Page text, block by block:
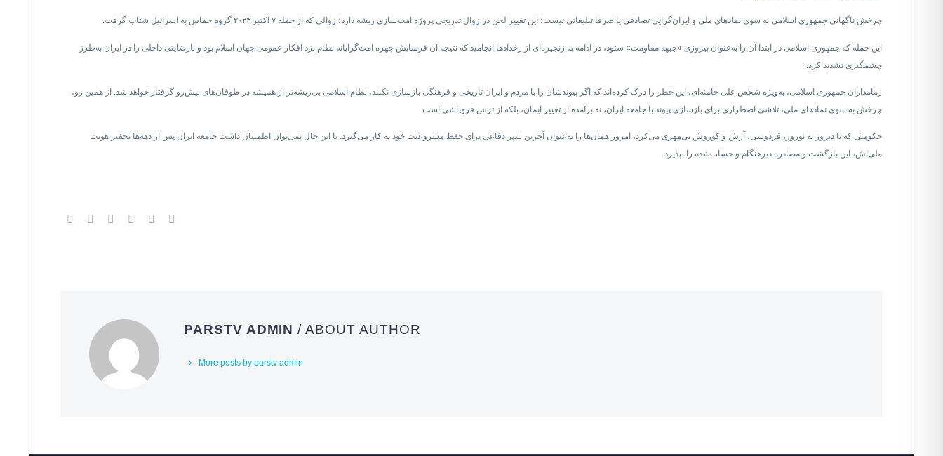
چرخش ناگهانی جمهوری اسلامی به سوی نمادهای ملی و ایران‌گرایی تصادفی یا صرفا تبلیغاتی نیست؛ این تغییر لحن در زوال تدریجی پروژه امت‌سازی ریشه دارد؛ زوالی که از حمله ۷ اکتبر ۲۰۲۳ گروه حماس به اسرائیل شتاب گرفت.
این حمله که جمهوری اسلامی در ابتدا آن را به‌عنوان پیروزی «جبهه مقاومت» ستود، در ادامه به زنجیره‌ای از رخدادها انجامید که نتیجه آن فرسایش چهره امت‌گرایانه نظام نزد افکار عمومی جهان اسلام بود و نارضایتی داخلی را در ایران به‌طرز
چشمگیری تشدید کرد.
زمامداران جمهوری اسلامی، به‌ویژه شخص علی خامنه‌ای، این خطر را درک کرده‌اند که اگر پیوندشان را با مردم و ایران تاریخی و فرهنگی بازسازی نکنند، نظام اسلامی بی‌ریشه‌تر از همیشه در طوفان‌های پیش‌رو گرفتار خواهد شد. از همین رو،
چرخش به سوی نمادهای ملی، تلاشی اضطراری برای بازسازی پیوند با جامعه ایران، نه برآمده از تغییر ایمان، بلکه از ترس فروپاشی است.
حکومتی که تا دیروز به نوروز، فردوسی، آرش و کوروش بی‌مهری می‌کرد، امروز همان‌ها را به‌عنوان آخرین سپر دفاعی برای حفظ مشروعیت خود به کار می‌گیرد. با این حال نمی‌توان اطمینان داشت جامعه ایران پس از دهه‌ها تحقیر هویت
ملی‌اش، این بازگشت و مصادره‌ دیرهنگام و حساب‌شده را بپذیرد.
PARSTV ADMIN/ ABOUT AUTHOR
More posts by parstv admin